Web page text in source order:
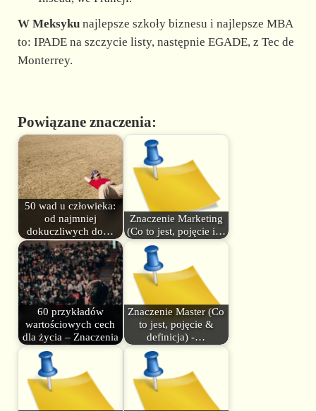
W Meksykunajlepsze szkoły biznesu i najlepsze MBA
to: IPADE na szczycie listy, następnie EGADE, z Tec de
Monterrey.
Powiązane znaczenia:
50 wad u człowieka:
od najmniej
dokuczliwych do…
Znaczenie Marketing
(Co to jest, pojęcie i…
60 przykładów
wartościowych cech
dla życia – Znaczenia
Znaczenie Master (Co
to jest, pojęcie &
definicja) -…